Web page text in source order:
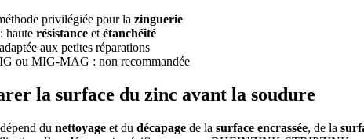
privilégiée pour la zinguerie
: haute résistance et étanchéité
aux petites réparations
ou MIG-MAG : non recommandée
la surface du zinc avant la soudure
dépend du nettoyage et du décapage de la surface encrassée, de la